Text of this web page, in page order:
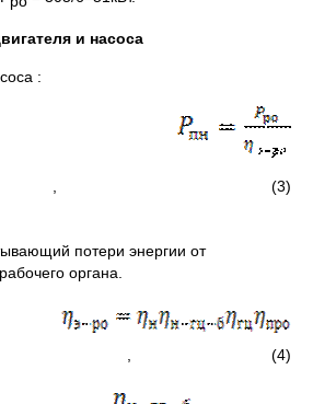
и насоса
:
, (3)
потери энергии от
органа.
, (4)